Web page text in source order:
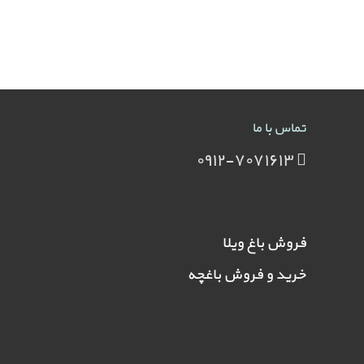
تماس با ما
فروش باغ ویلا
خرید و فروش باغچه